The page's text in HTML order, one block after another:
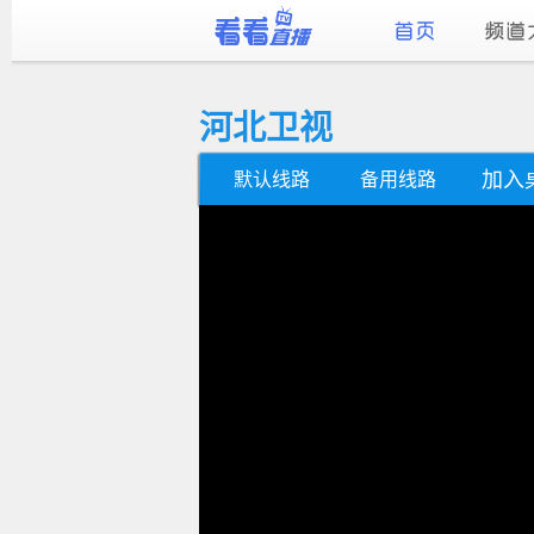
河北卫视
默认线路 备用线路 加入